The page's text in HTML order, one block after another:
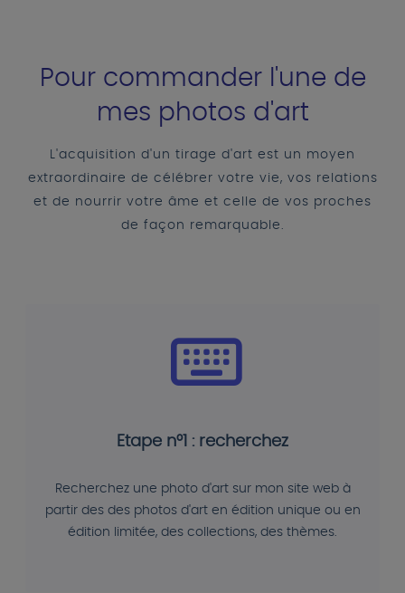
Pour commander l'une de
mes photos d'art
L'acquisition d'un tirage d'art est un moyen
extraordinaire de célébrer votre vie, vos relations
et de nourrir votre âme et celle de vos proches
de façon remarquable.
Etape n°1 : recherchez
Recherchez une photo d'art sur mon site web à
partir des des photos d'art en édition unique ou en
édition limitée, des collections, des thèmes.